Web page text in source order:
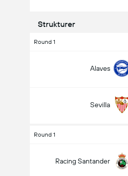
Strukturer
Round 1
Alaves
Sevilla
Round 1
Racing Santander